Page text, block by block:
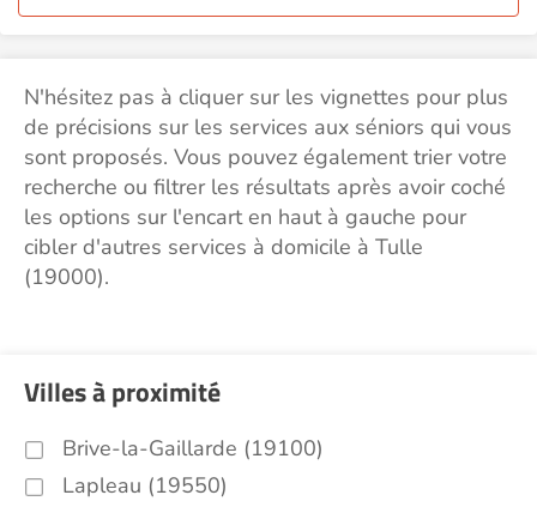
N'hésitez pas à cliquer sur les vignettes pour plus
de précisions sur les services aux séniors qui vous
sont proposés. Vous pouvez également trier votre
recherche ou filtrer les résultats après avoir coché
les options sur l'encart en haut à gauche pour
cibler d'autres services à domicile à Tulle
(19000).
Villes à proximité
Brive-la-Gaillarde (19100)
Lapleau (19550)